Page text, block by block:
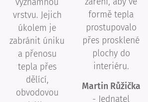
vrstvu. Jejich
úkolem je
zabránit úniku
a přenosu
tepla přes
dělící,
obvodovou
formě tepla
prostupovalo
přes prosklené
plochy do
interiéru.
Martin Růžička
- Jednatel